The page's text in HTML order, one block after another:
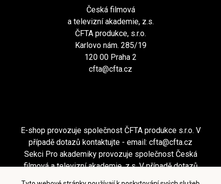
Česká filmová
a televizní akademie, z.s.
ČFTA produkce, s.r.o.
Karlovo nám. 285/19
120 00 Praha 2
cfta@cfta.cz
E-shop provozuje společnost ČFTA produkce s.r.o. V
případě dotazů kontaktujte - email: cfta@cfta.cz
Sekci Pro akademiky provozuje společnost Česká
filmová a televizní akademie, z.s. V případě dotazů